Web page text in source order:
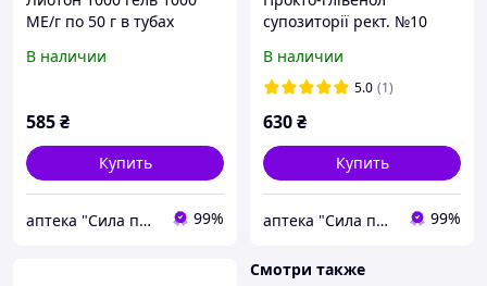
МЕ/г по 50 г в тубах
В наличии
585₴
Купить
аптека "Сила природи " 99%
супозиторії рект. №10
В наличии
5.0 (1)
630₴
Купить
аптека "Сила природи " 99%
Смотри также